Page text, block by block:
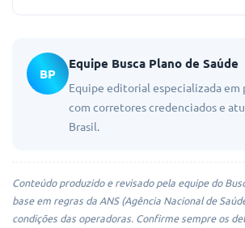
BP
Equipe Busca Plano de Saúde
Equipe editorial especializada em
com corretores credenciados e
Brasil.
Conteúdo produzido e revisado pela equipe do
base em regras da ANS (Agência Nacional de
condições das operadoras. Confirme sempre os